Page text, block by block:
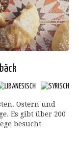
Ostern und
Es gibt über 200
besucht